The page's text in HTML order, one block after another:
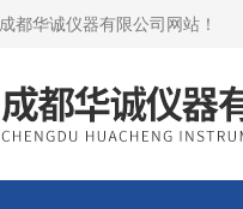
成都华诚仪器有限公司网站 ！